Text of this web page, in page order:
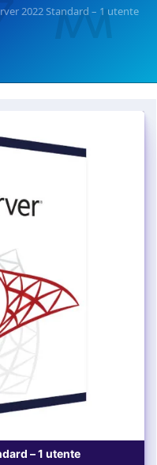
2022 Standard – 1 utente
– 1 utente